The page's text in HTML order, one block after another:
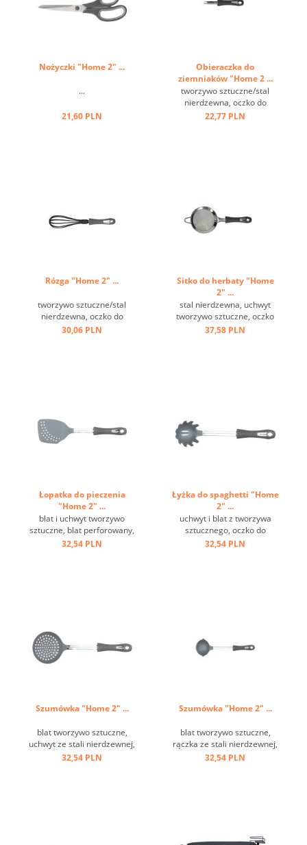
Nożyczki "Home 2" ...
...
21,60 PLN
Obieraczka do
ziemniaków "Home 2 ...
tworzywo sztuczne/stal
nierdzewna, oczko do
zawieszania ...
22,77 PLN
Rózga "Home 2" ...
tworzywo sztuczne/stal
nierdzewna, oczko do
zawieszenia, czarna ...
30,06 PLN
Sitko do herbaty "Home
2" ...
stal nierdzewna, uchwyt
tworzywo sztuczne, oczko
do zawieszania, haczyk ...
37,58 PLN
Łopatka do pieczenia
"Home 2" ...
blat i uchwyt tworzywo
sztuczne, blat perforowany,
metalowe oczko do
32,54 PLN
Łyżka do spaghetti "Home
2" ...
uchwyt i blat z tworzywa
sztucznego, oczko do
zawieszania ...
32,54 PLN
Szumówka "Home 2" ...
blat tworzywo sztuczne,
uchwyt ze stali nierdzewnej,
oczko do zawieszania ...
32,54 PLN
Szumówka "Home 2" ...
blat tworzywo sztuczne,
rączka ze stali nierdzewnej,
uchwyt tworzywo sztuczne,
32,54 PLN